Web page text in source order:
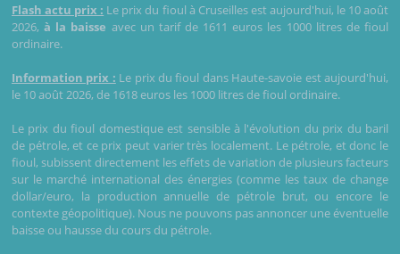
Flash actu prix : Le prix du fioul à Cruseilles est aujourd'hui, le 10 août
2026,à la baisse avec un tarif de 1611 euros les 1000 litres de fioul
ordinaire.
Information prix : Le prix du fioul dans Haute-savoie est aujourd'hui,
le 10 août 2026, de 1618 euros les 1000 litres de fioul ordinaire.
Le prix du fioul domestique est sensible à l'évolution du prix du baril
de pétrole, et ce prix peut varier très localement. Le pétrole, et donc le
fioul, subissent directement les effets de variation de plusieurs facteurs
sur le marché international des énergies (comme les taux de change
dollar/euro, la production annuelle de pétrole brut, ou encore le
contexte géopolitique). Nous ne pouvons pas annoncer une éventuelle
baisse ou hausse du cours du pétrole.